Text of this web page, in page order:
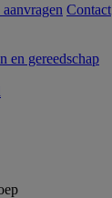
Contact
en gereedschap